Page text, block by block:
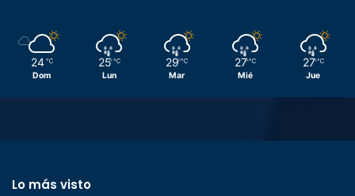
24 ℃
Dom
25 ℃
Lun
29 ℃
Mar
27 ℃
Mié
27 ℃
Jue
Lo más visto